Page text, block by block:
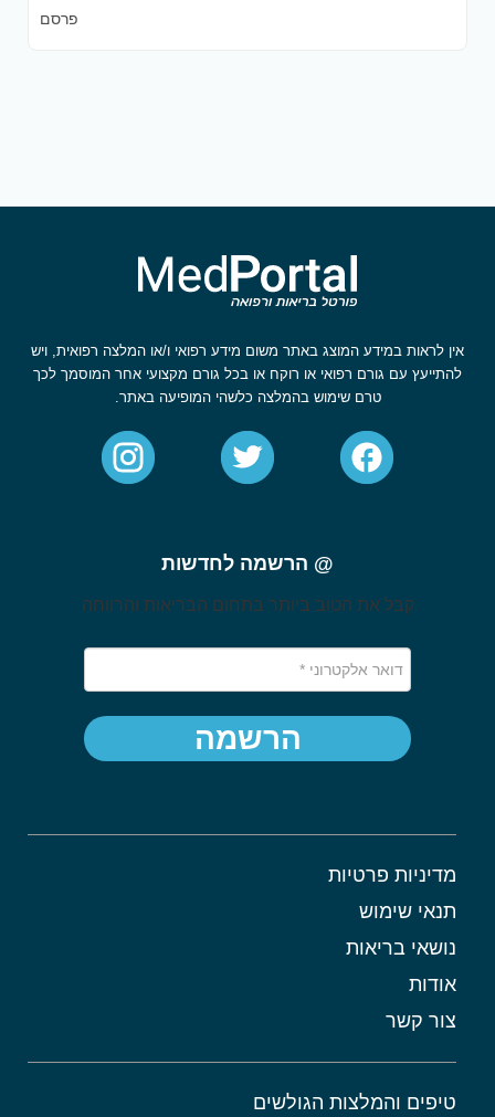
פרסם
אין לראות במידע המוצג באתר משום מידע רפואי ו/או המלצה רפואית, ויש
להתייעץ עם גורם רפואי או רוקח או בכל גורם מקצועי אחר המוסמך לכך
טרם שימוש בהמלצה כלשהי המופיעה באתר.
מדיניות פרטיות
תנאי שימוש
נושאי בריאות
אודות
צור קשר
טיפים והמלצות הגולשים
@ הרשמה לחדשות
קבל את הטוב ביותר בתחום הבריאות והרווחה
הרשמה